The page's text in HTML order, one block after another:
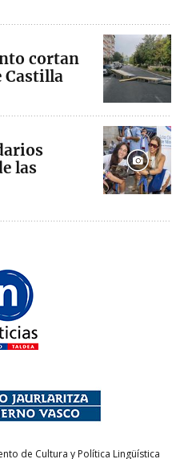
cortan
Castilla
las
de Cultura y Política Lingüística